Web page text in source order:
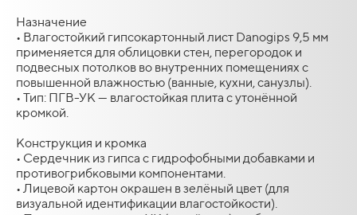
Назначение
• Влагостойкий гипсокартонный лист Danogips 9,5 мм
применяется для облицовки стен, перегородок и
подвесных потолков во внутренних помещениях с
повышенной влажностью (ванные, кухни, санузлы).
• Тип: ПГВ-УК — влагостойкая плита с утонённой
кромкой.
Конструкция и кромка
• Сердечник из гипса с гидрофобными добавками и
противогрибковыми компонентами.
• Лицевой картон окрашен в зелёный цвет (для
визуальной идентификации влагостойкости).